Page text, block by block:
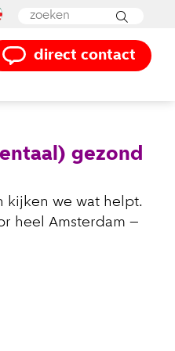
direct contact
gezond
kijken we wat helpt.
heel Amsterdam –